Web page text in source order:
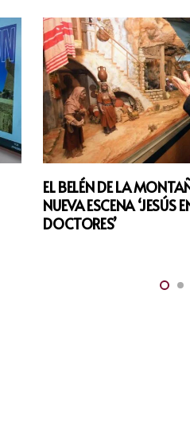
EL BELÉN DE LA
NUEVA ESCENA ‘JESÚS
DOCTORES’